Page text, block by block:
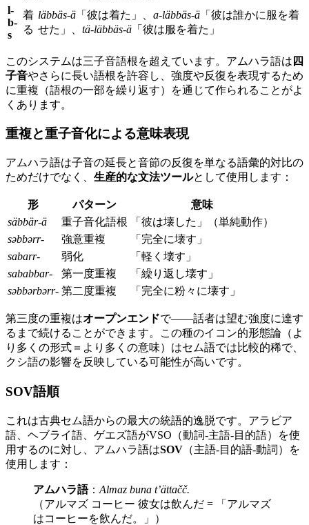
l-
b-
s
着
る
läbbäs-ä 「彼は着た」、 a-läbbäs-ä 「彼は誰かに服を着
せた」、 tä-läbbäs-ä 「彼は服を着た」
このシステムは三子音語根を超えています。アムハラ語は 四
子音やさらに長い語根を許容し、強度や反復を表現するため
に重複（語根の一部を繰り返す）を通じて作られることがよ
くあります。
重複と重子音化による意味表現
アムハラ語は子音の延長と音節の反復を単なる語彙的対比の
ためだけでなく、 生産的な文法ツールとして使用します：
形 パターン
意味
säbbär-ä
重子音化語根
「彼は壊した」（単純動作）
səbbərr-
強意重複
「完全に壊す」
sabarr-
弱化
「軽く壊す」
sababbar-
第一度重複
「繰り返し壊す」
səbbərbərr- 第二度重複 「完全に粉々に壊す」
第三度の重複はオープンエンドで——話者は望む強度に達す
るまで続けることができます。この種のイコン的形態論（よ
り多くの形式＝より多くの意味）はセム語では比較的稀で、
クシ語の影響を反映している可能性が高いです。
SOV語順
これは古典セム語からの最大の統語的逸脱です。アラビア
語、ヘブライ語、ゲエズ語がVSO（動詞-主語-目的語）を使
用するのに対し、アムハラ語はSOV （主語-目的語-動詞）を
使用します：
アムハラ語： Almaz buna t’ättačč.
（アルマズ コーヒー 彼女は飲んだ = 「アルマズ
はコーヒーを飲んだ。」）